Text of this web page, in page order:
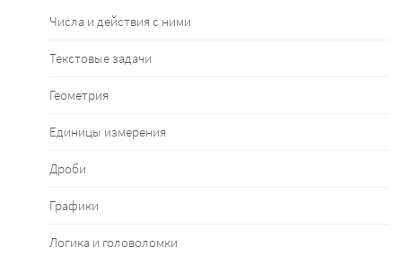
Числа и действия с ними
Текстовые задачи
Геометрия
Единицы измерения
Дроби
Графики
Логика и головоломки